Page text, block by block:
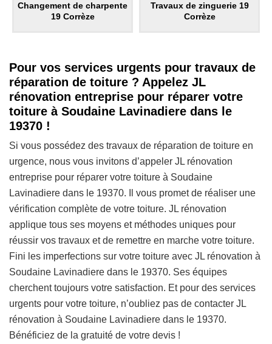
Changement de charpente
19 Corrèze
Travaux de zinguerie 19
Corrèze
Pour vos services urgents pour travaux de
réparation de toiture ? Appelez JL
rénovation entreprise pour réparer votre
toiture à Soudaine Lavinadiere dans le
19370 !
Si vous possédez des travaux de réparation de toiture en
urgence, nous vous invitons d’appeler JL rénovation
entreprise pour réparer votre toiture à Soudaine
Lavinadiere dans le 19370. Il vous promet de réaliser une
vérification complète de votre toiture. JL rénovation
applique tous ses moyens et méthodes uniques pour
réussir vos travaux et de remettre en marche votre toiture.
Fini les imperfections sur votre toiture avec JL rénovation à
Soudaine Lavinadiere dans le 19370. Ses équipes
cherchent toujours votre satisfaction. Et pour des services
urgents pour votre toiture, n’oubliez pas de contacter JL
rénovation à Soudaine Lavinadiere dans le 19370.
Bénéficiez de la gratuité de votre devis !